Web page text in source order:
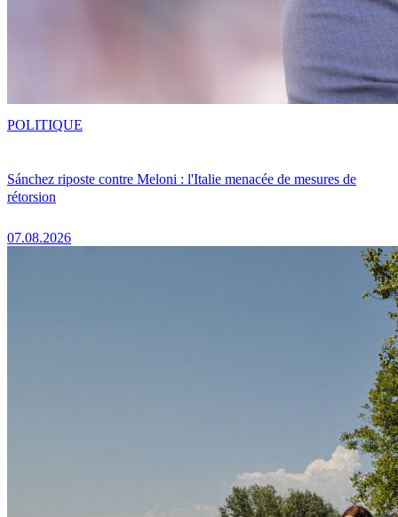
Sánchez riposte contre Meloni : l'Italie menacée de mesures de
rétorsion
07.08.2026
POLITIQUE